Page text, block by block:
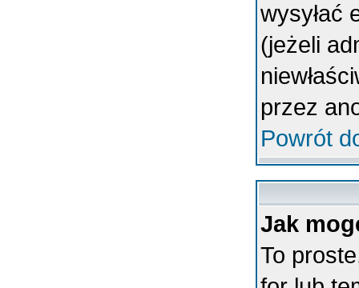
wysyłać
(jeżeli
przez
Powrót
Jak
To